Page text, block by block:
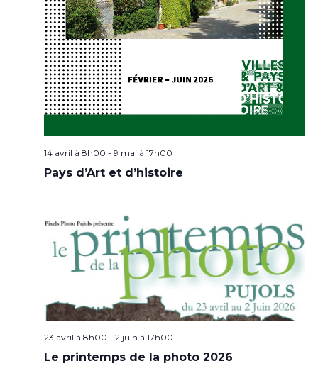
14 avril à 8h00 - 9 mai à 17h00
Pays d’Art et d’histoire
23 avril à 8h00 - 2 juin à 17h00
Le printemps de la photo 2026